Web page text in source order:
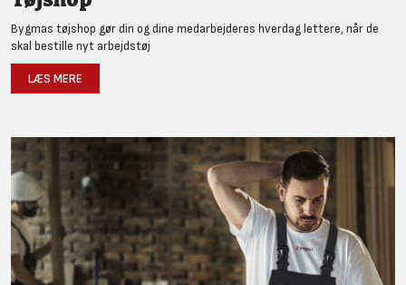
Bygmas tøjshop gør din og dine medarbejderes hverdag lettere, når de
skal bestille nyt arbejdstøj
LÆS MERE